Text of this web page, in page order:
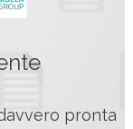
pronta